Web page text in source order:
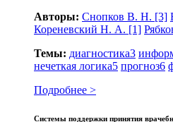
Авторы: Снопков В. Н. [3]
Кореневский Н. А. [1]
Темы: диагностика3
нечеткая логика5 прогноз6
Подробнее >
Системы поддержки принятия